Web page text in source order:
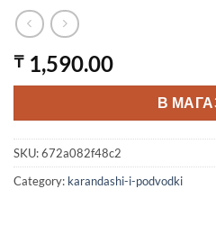
₸ 1,590.00
В
SKU:672a082f48c2
Category: karandashi-i-podvodki